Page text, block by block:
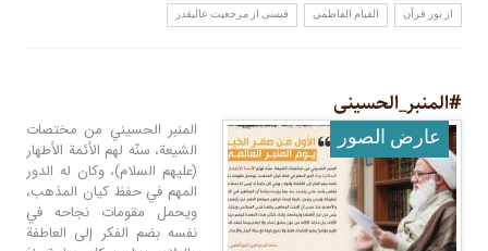
از نور قرآن القيام الفاطمي قبسی از مرجعیت عالیقدر
#المنبر_الحسینی
عارض الصور
المنبر الحسيني من مختصات
الشيعة، سنّه لهم الأئمة الأطهار
(عليهم السلام)، وكان له الدور
المهم في حفظ كيان المذهب،
ويحمل مقومات نجاحه في
نفسه بضم الفكر إلى العاطفة